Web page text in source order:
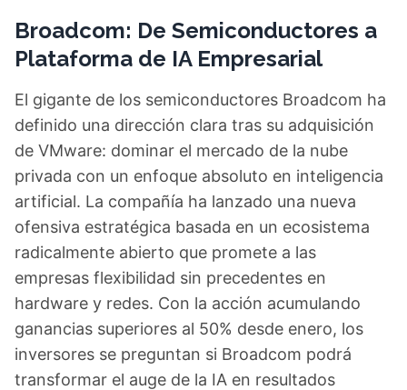
Broadcom: De Semiconductores a
Plataforma de IA Empresarial
El gigante de los semiconductores Broadcom ha
definido una dirección clara tras su adquisición
de VMware: dominar el mercado de la nube
privada con un enfoque absoluto en inteligencia
artificial. La compañía ha lanzado una nueva
ofensiva estratégica basada en un ecosistema
radicalmente abierto que promete a las
empresas flexibilidad sin precedentes en
hardware y redes. Con la acción acumulando
ganancias superiores al 50% desde enero, los
inversores se preguntan si Broadcom podrá
transformar el auge de la IA en resultados